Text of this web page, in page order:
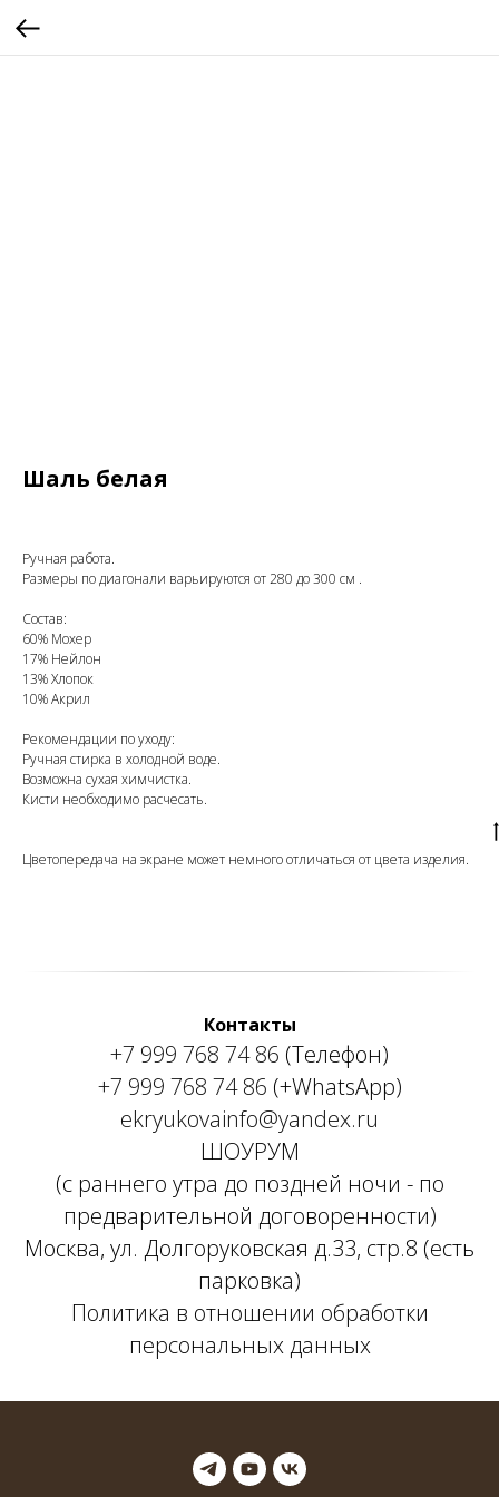
Шаль белая
Ручная работа.
Размеры по диагонали варьируются от 280 до 300 см .
Состав:
60% Мохер
17% Нейлон
13% Хлопок
10% Акрил
Рекомендации по уходу:
Ручная стирка в холодной воде.
Возможна сухая химчистка.
Кисти необходимо расчесать.
Цветопередача на экране может немного отличаться от цвета изделия.
Контакты
+7 999 768 74 86 (Телефон)
+7 999 768 74 86 (+WhatsApp)
ekryukovainfo@yandex.ru
ШОУРУМ
(с раннего утра до поздней ночи - по
предварительной договоренности)
Москва, ул. Долгоруковская д.33, стр.8 (есть
парковка)
Политика в отношении обработки
персональных данных